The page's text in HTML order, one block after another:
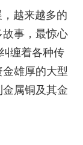
越来越多的
故事，最惊心
缠着各种传
雄厚的大型
属铜及其金